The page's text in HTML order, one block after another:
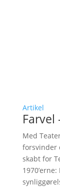
Artikel
Farvel
Med
forsvinder
skabt for